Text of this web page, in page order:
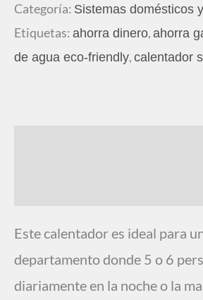
Categoría: Sistemas domésticos
Etiquetas: ahorra dinero, ahorra
de agua eco-friendly, calentador
Este calentador es ideal para
departamento donde 5 o 6
diariamente en la noche o la